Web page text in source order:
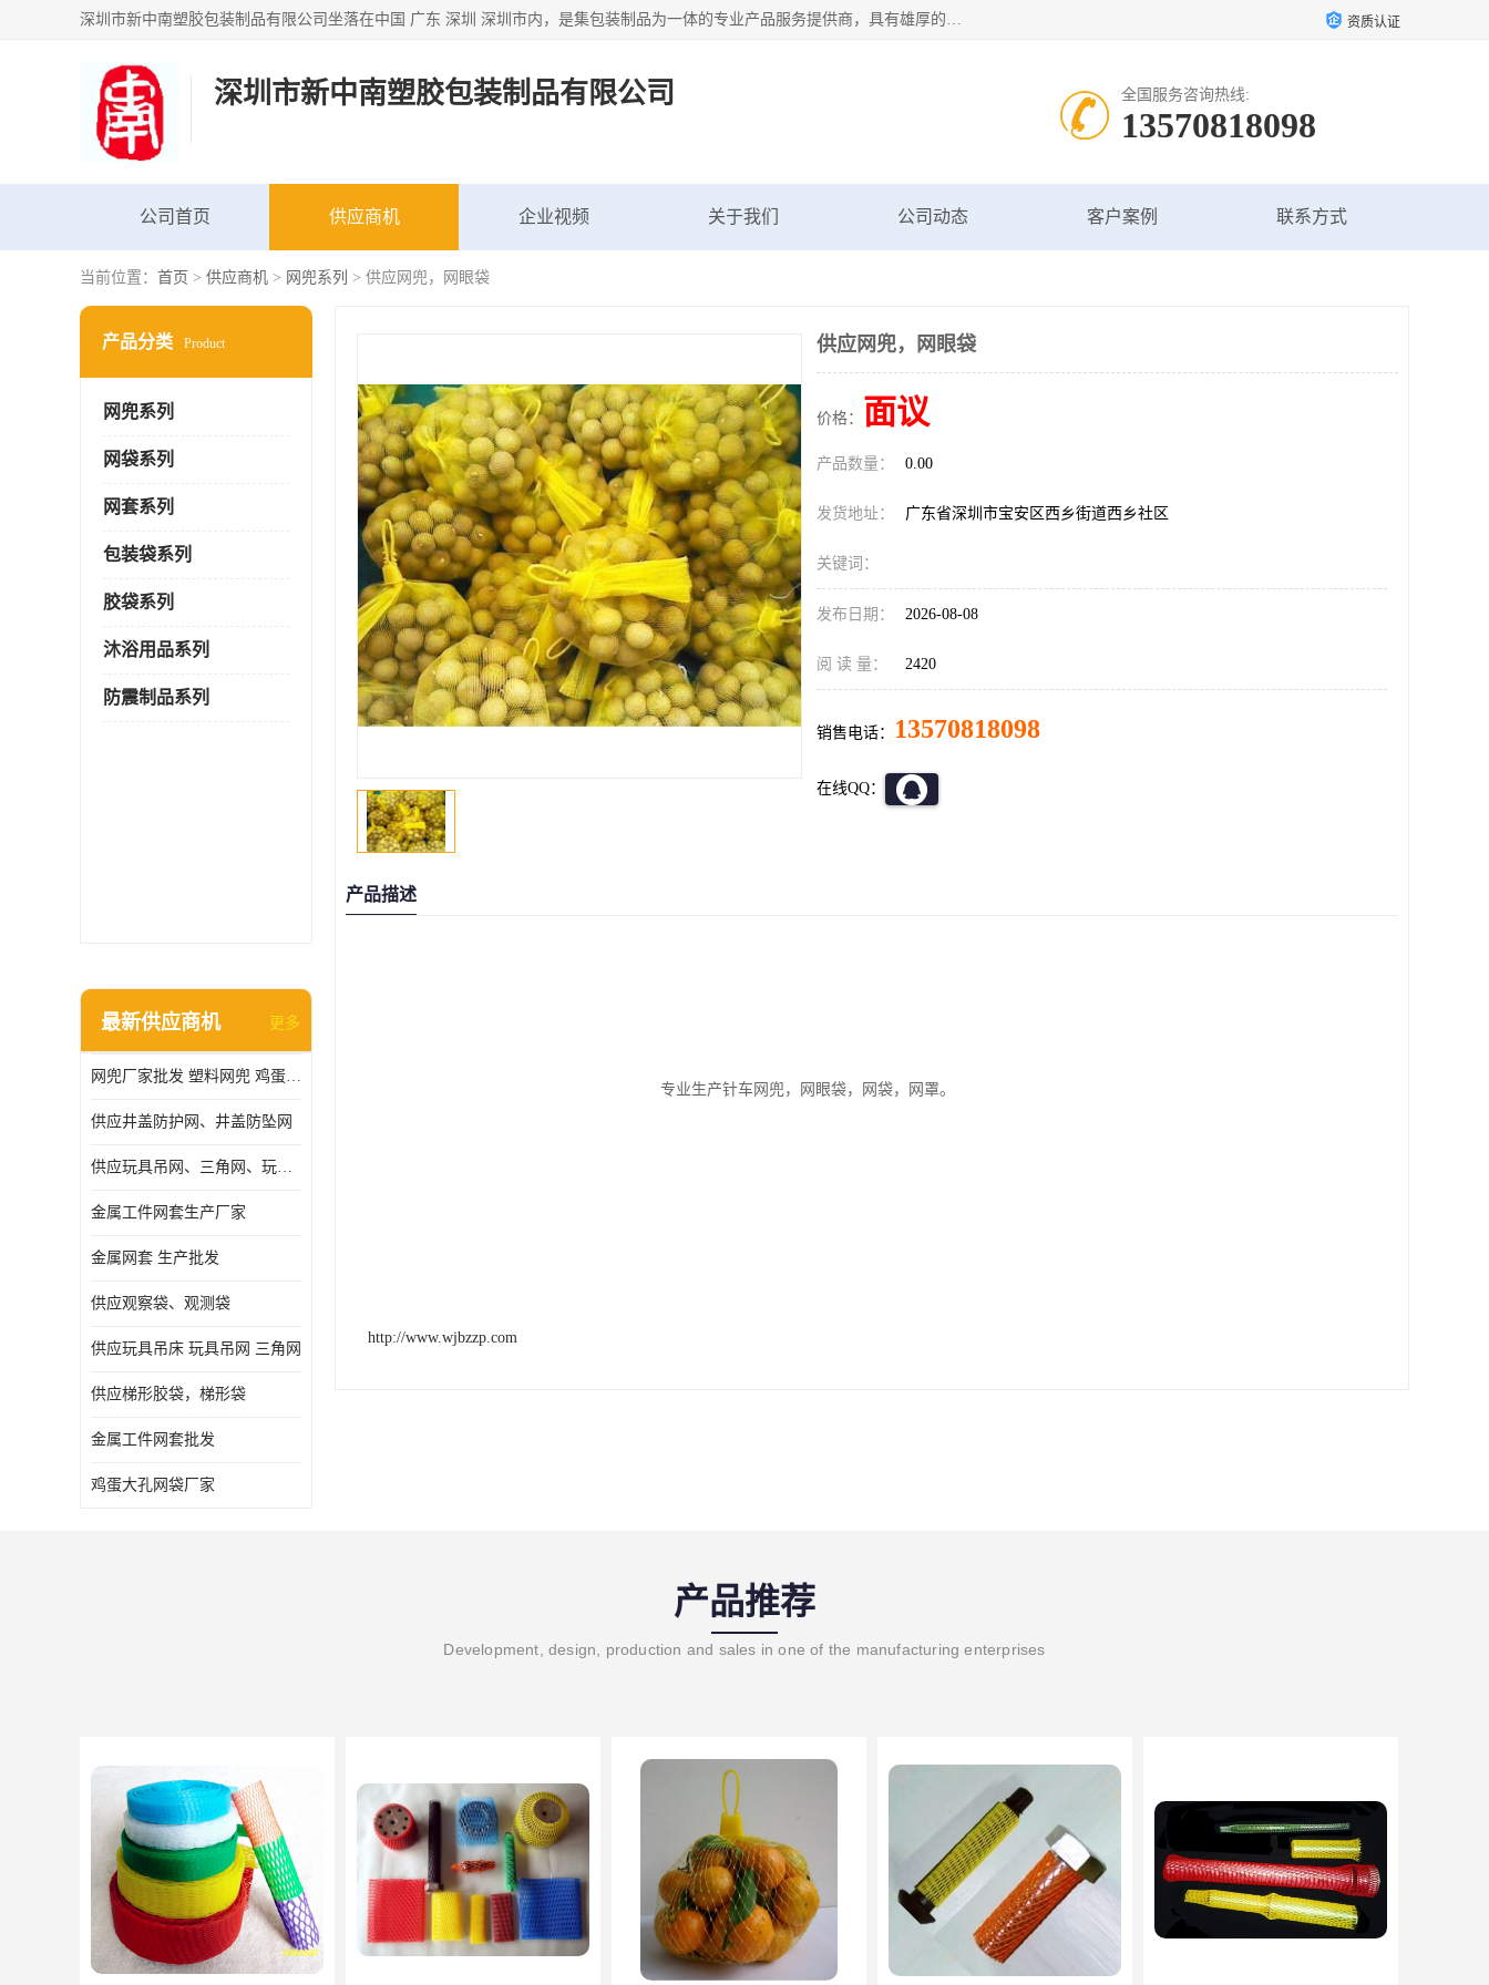
深圳市新中南塑胶包装制品有限公司坐落在中国 广东 深圳 深圳市内，是集包装制品为一体的专业产品服务提供商，具有雄厚的科研实力、技术实力和经济实力。主营网袋、网兜、网眼袋、网格袋、鱼丝网、尼龙网袋、网扣、网套等产品,大量批发,价格实惠。欢迎广大新老客户来电咨询价格、加盟、招商等服务。 资质认证
深圳市新中南塑胶包装制品有限公司 全国服务咨询热线:
13570818098
公司首页 供应商机 企业视频 关于我们 公司动态 客户案例 联系方式
当前位置： 首页 > 供应商机 > 网兜系列 > 供应网兜，网眼袋
产品分类 Product
网兜系列
网袋系列
网套系列
包装袋系列
胶袋系列
沐浴用品系列
防震制品系列
最新供应商机 更多
网兜厂家批发 塑料网兜 鸡蛋网兜
供应井盖防护网、井盖防坠网
供应玩具吊网、三角网、玩具吊床
金属工件网套生产厂家
金属网套 生产批发
供应观察袋、观测袋
供应玩具吊床 玩具吊网 三角网
供应梯形胶袋，梯形袋
金属工件网套批发
鸡蛋大孔网袋厂家
供应网兜，网眼袋
价格： 面议
产品数量： 0.00
发货地址： 广东省深圳市宝安区西乡街道西乡社区
关键词：
发布日期： 2026-08-08
阅 读 量： 2420
销售电话： 13570818098
在线QQ：
产品描述
http://www.wjbzzp.com
产品推荐
Development, design, production and sales in one of the manufacturing enterprises